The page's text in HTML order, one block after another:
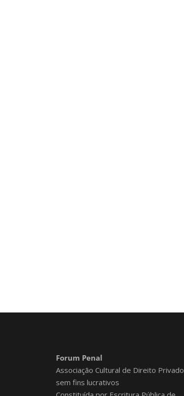
Forum Penal
Associação Cultural de Direito Privado
sem fins lucrativos